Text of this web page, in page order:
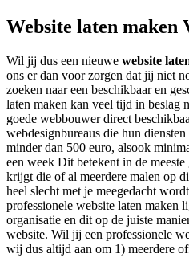
Website laten maken
Wil jij dus een nieuwe website
ons er dan voor zorgen dat jij niet
zoeken naar een beschikbaar en
laten maken kan veel tijd in beslag
goede webbouwer direct
webdesignbureaus die hun
minder dan 500 euro, alsook
een week Dit betekent in de
krijgt die of al meerdere malen op
heel slecht met je meegedacht
professionele website laten maken
organisatie en dit op de juiste
website. Wil jij een professionele
wij dus altijd aan om 1) meerdere